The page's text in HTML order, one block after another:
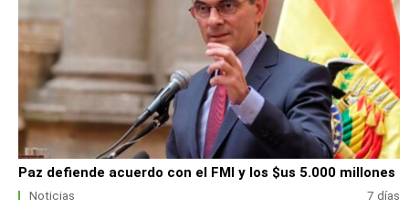
Paz defiende acuerdo con el FMI y los $us 5.000 millones
Noticias 7 días